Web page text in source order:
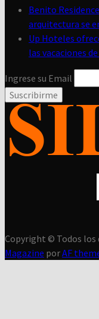
Benito
arquitectura se
Up Hoteles
las vacaciones
Ingrese su Email
Silvana LifeStyle –
Copyright © Todos los
Magazine porAF